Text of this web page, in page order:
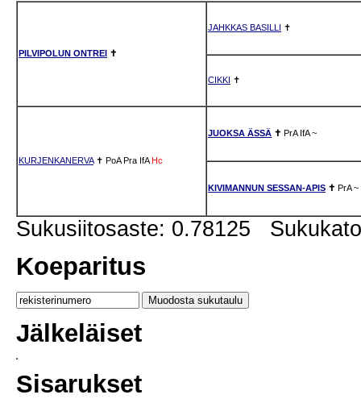
PILVIPOLUN ONTREI ✝
JAHKKAS BASILLI ✝
CIKKI ✝
KURJENKANERVA✝ PoA Pra IfA Hc
JUOKSA ÄSSÄ ✝ PrA IfA ~
KIVIMANNUN SESSAN-APIS ✝ PrA ~
Sukusiitosaste: 0.78125
Koeparitus
Jälkeläiset
Sisarukset